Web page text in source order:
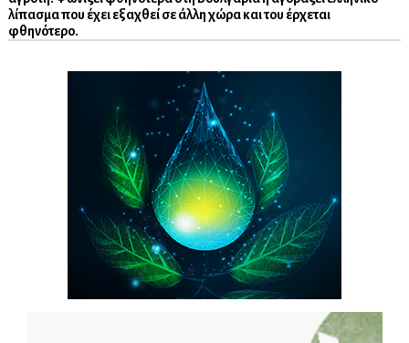
λίπασμα που έχει εξαχθεί σε άλλη χώρα και του έρχεται
φθηνότερο.